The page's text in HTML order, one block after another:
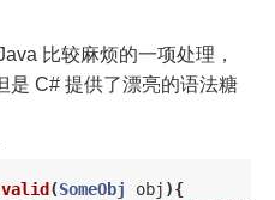
比较麻烦的一项处理，
是 C# 提供了漂亮的语法糖
valid(SomeObj obj ){